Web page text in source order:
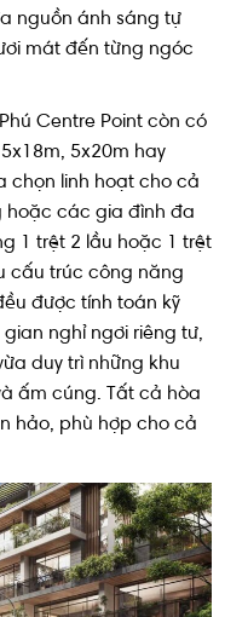
nguồn ánh sáng tự
mát đến từng ngóc
Centre Point còn có
5x20m hay
chọn linh hoạt cho cả
hoặc các gia đình đa
1 trệt 2 lầu hoặc 1 trệt
cấu trúc công năng
được tính toán kỹ
nghỉ ngơi riêng tư,
duy trì những khu
ấm cúng. Tất cả hòa
hảo, phù hợp cho cả